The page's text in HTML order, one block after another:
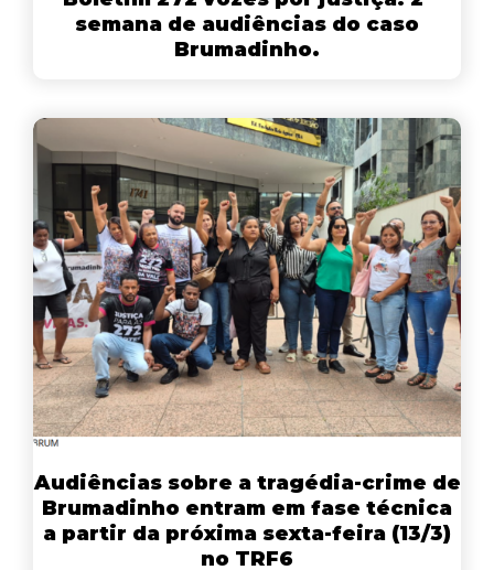
semana de audiências do caso
Brumadinho.
Audiências sobre a tragédia-crime de
Brumadinho entram em fase técnica
a partir da próxima sexta-feira (13/3)
no TRF6